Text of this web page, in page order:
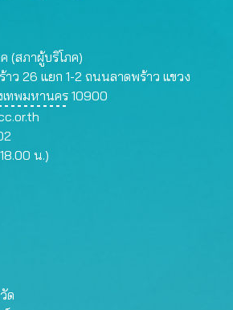
(สภาผู้บริโภค)
าว 26 แยก 1-2 ถนนลาดพร้าว แขวง
เทพมหานคร 10900
น.)
ด